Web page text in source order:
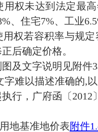
用权未达到法定最
、住宅7%、工业
权若容积率与规
后确定价格。
及文字说明见附件
字难以描述准确的,
行，广府函〔2012
地基准地价表附件